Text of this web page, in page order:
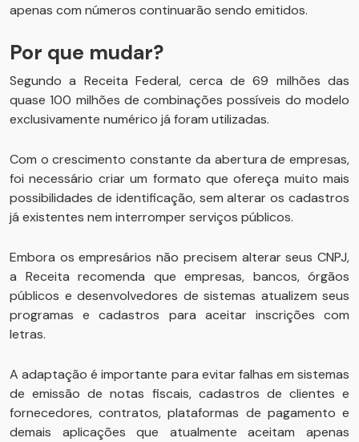
apenas com números continuarão sendo emitidos.
Por que mudar?
Segundo a Receita Federal, cerca de 69 milhões das
quase 100 milhões de combinações possíveis do modelo
exclusivamente numérico já foram utilizadas.
Com o crescimento constante da abertura de empresas,
foi necessário criar um formato que ofereça muito mais
possibilidades de identificação, sem alterar os cadastros
já existentes nem interromper serviços públicos.
Embora os empresários não precisem alterar seus CNPJ,
a Receita recomenda que empresas, bancos, órgãos
públicos e desenvolvedores de sistemas atualizem seus
programas e cadastros para aceitar inscrições com
letras.
A adaptação é importante para evitar falhas em sistemas
de emissão de notas fiscais, cadastros de clientes e
fornecedores, contratos, plataformas de pagamento e
demais aplicações que atualmente aceitam apenas